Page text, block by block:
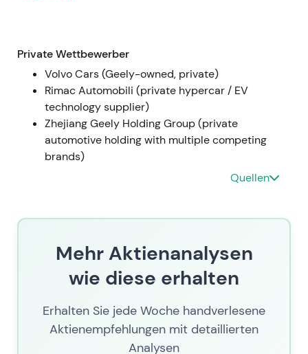
Rückkehr in eine breitere Konsolidierungsphase.
27. März 2023 — Spatenstich für Rock-Tech-
Konverter in Guben
- Spatenstich für den Lithiumkonverter von Rock
Tech in Guben; gemäß dem Lieferkettenplan sind
Qualifizierung und Lieferungen an Mercedes'
[22]. - Der
die Upstream-Versorgung mit Batteriematerialien
lokalisieren — ein konkretes Zeichen dafür, dass
frühere Vereinbarungen in die Umsetzungsphase
übergegangen waren. - Technisch: Positiver Impuls
Kursentwicklung blieb empfindlich gegenüber
Nachfrage- und Makrodaten.
Private Wettbewerber
Volvo Cars (Geely-owned, private)
Rimac Automobili (private hypercar / EV
technology supplier)
Zhejiang Geely Holding Group (private
automotive holding with multiple competing
brands)
Quellen
Mehr Aktienanalysen
wie diese erhalten
Erhalten Sie jede Woche handverlesene
Aktienempfehlungen mit detaillierten
Analysen